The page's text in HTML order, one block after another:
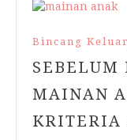
Bincang
MAINAN